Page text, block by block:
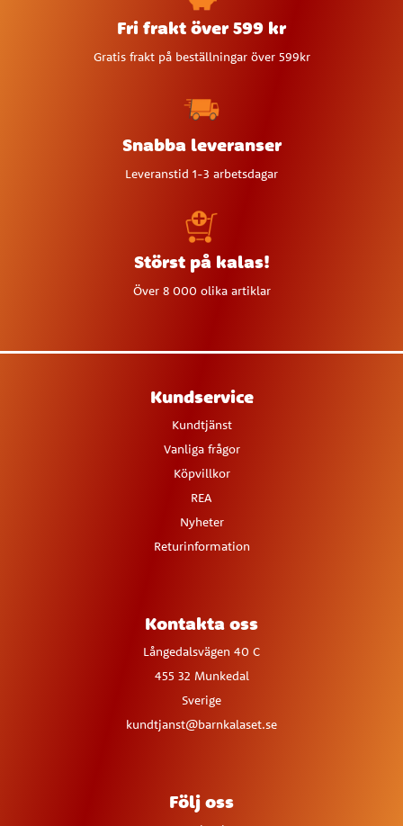
Fri frakt över 599 kr
Gratis frakt på beställningar över 599kr
Snabba leveranser
Leveranstid 1-3 arbetsdagar
Störst på kalas!
Över 8 000 olika artiklar
Kundservice
Kundtjänst
Vanliga frågor
Köpvillkor
REA
Nyheter
Returinformation
Kontakta oss
Långedalsvägen 40 C
455 32 Munkedal
Sverige
kundtjanst@barnkalaset.se
Följ oss